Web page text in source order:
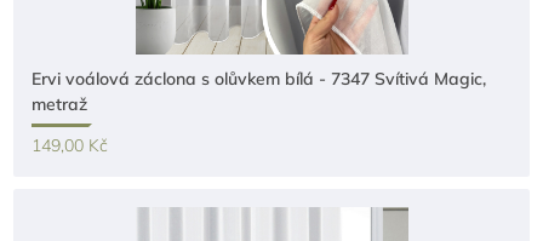
Ervi voálová záclona s olůvkem bílá - 7347 Svítivá Magic,
metraž
149,00 Kč